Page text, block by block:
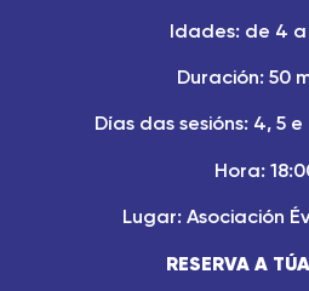
Idades: de 4
Duración: 50
Días das sesións: 4, 5
Hora:
Lugar: Asociación
RESERVA A